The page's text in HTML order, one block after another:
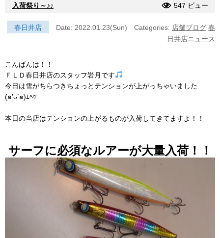
入荷祭り～♪♪ 547 ビュー
春日井店 Date: 2022.01.23(Sun) Categories: 店舗ブログ 春
日井店ニュース
こんばんは！！
ＦＬＤ春日井店のスタッフ岩月です
今日は雪がちらつきちょっとテンションが上がっちゃいました
(๑′ᴗ‵๑)ｴﾍ♡
本日の当店はテンションの上がるものが入荷してきてますよ！！
サーフに必須なルアーが大量入荷！！